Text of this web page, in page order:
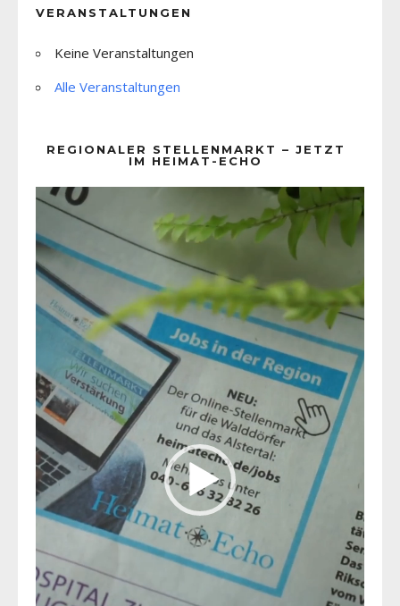
VERANSTALTUNGEN
Keine Veranstaltungen
Alle Veranstaltungen
REGIONALER STELLENMARKT – JETZT
IM HEIMAT-ECHO
Player